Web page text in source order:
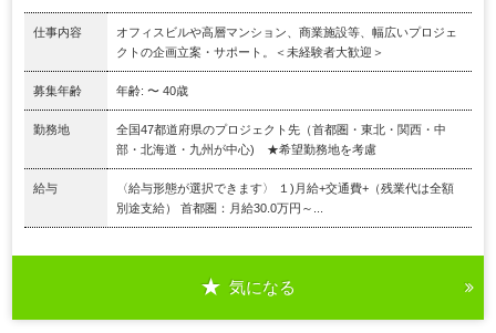
仕事内容
オフィスビルや高層マンション、商業施設等、幅広いプロジェ
クトの企画立案・サポート。＜未経験者大歓迎＞
募集年齢 年齢: 〜 40歳
勤務地
全国47都道府県のプロジェクト先（首都圏・東北・関西・中
部・北海道・九州が中心) ★希望勤務地を考慮
給与
〈給与形態が選択できます〉 １)月給+交通費+（残業代は全額
別途支給） 首都圏：月給30.0万円～...
気になる